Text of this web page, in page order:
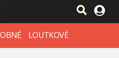
LOUTKOVÉ